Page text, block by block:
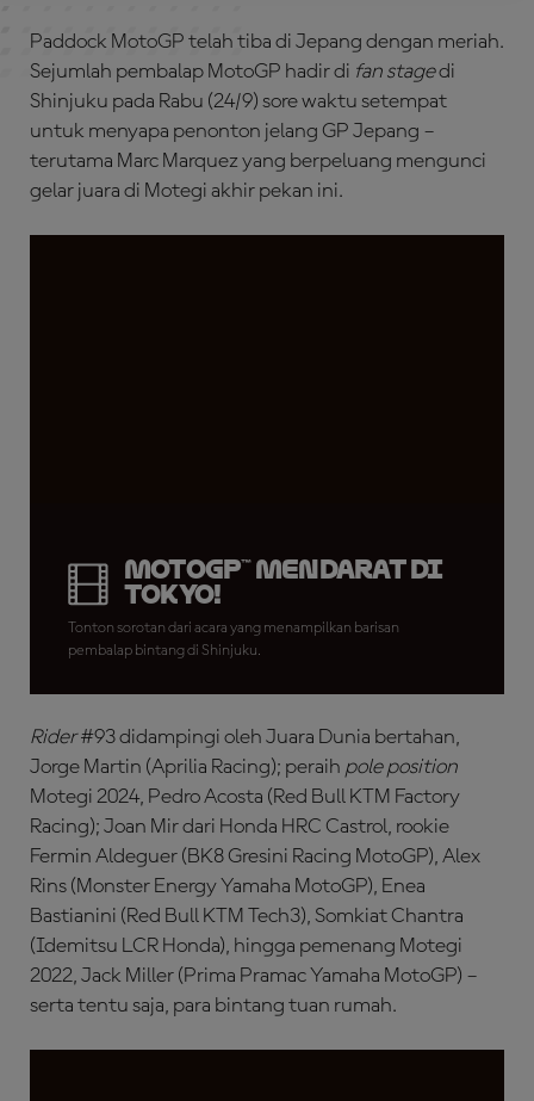
Paddock MotoGP telah tiba di Jepang dengan meriah.
Sejumlah pembalap MotoGP hadir di fan stagedi
Shinjuku pada Rabu (24/9) sore waktu setempat
untuk menyapa penonton jelang GP Jepang –
terutama Marc Marquez yang berpeluang mengunci
gelar juara di Motegi akhir pekan ini.
MotoGP™ Mendarat di
Tokyo!
Tonton sorotan dari acara yang menampilkan barisan
pembalap bintang di Shinjuku.
Rider#93 didampingi oleh Juara Dunia bertahan,
Jorge Martin (Aprilia Racing); peraih pole position
Motegi 2024, Pedro Acosta (Red Bull KTM Factory
Racing); Joan Mir dari Honda HRC Castrol, rookie
Fermin Aldeguer (BK8 Gresini Racing MotoGP), Alex
Rins (Monster Energy Yamaha MotoGP), Enea
Bastianini (Red Bull KTM Tech3), Somkiat Chantra
(Idemitsu LCR Honda), hingga pemenang Motegi
2022, Jack Miller (Prima Pramac Yamaha MotoGP) –
serta tentu saja, para bintang tuan rumah.